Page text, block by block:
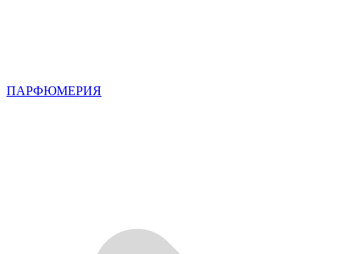
ПАРФЮМЕРИЯ